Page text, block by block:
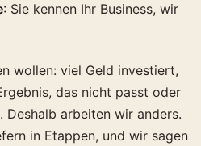
: Sie kennen Ihr Business, wir
wollen: viel Geld investiert,
das nicht passt oder
Deshalb arbeiten wir anders.
in Etappen, und wir sagen